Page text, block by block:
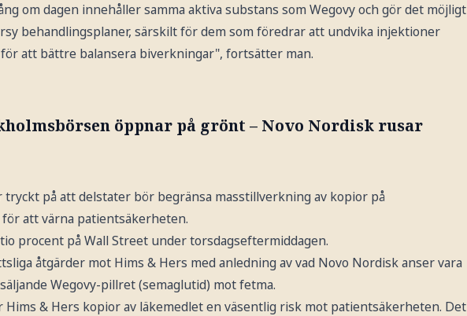
om dagen innehåller samma aktiva substans som Wegovy och gör det möjligt
behandlingsplaner, särskilt för dem som föredrar att undvika injektioner
att bättre balansera biverkningar", fortsätter man.
öppnar på grönt – Novo Nordisk rusar
på att delstater bör begränsa masstillverkning av kopior på
att värna patientsäkerheten.
procent på Wall Street under torsdagseftermiddagen.
åtgärder mot Hims & Hers med anledning av vad Novo Nordisk anser vara
Wegovy-pillret (semaglutid) mot fetma.
& Hers kopior av läkemedlet en väsentlig risk mot patientsäkerheten. Det